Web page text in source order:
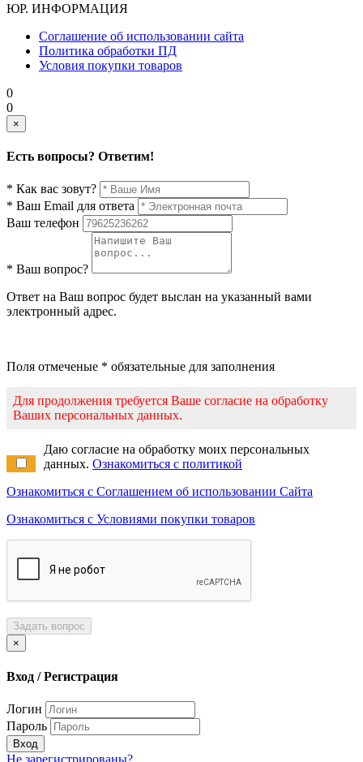
ЮР. ИНФОРМАЦИЯ
Соглашение об использовании сайта
Политика обработки ПД
Условия покупки товаров
0
0
×
Есть вопросы? Ответим!
* Как вас зовут?
* Ваш Email для ответа
Ваш телефон
* Ваш вопрос?
Ответ на Ваш вопрос будет выслан на указанный вами
электронный адрес.
Поля отмеченые * обязательные для заполнения
Для продолжения требуется Ваше согласие на обработку
Ваших персональных данных.
Даю согласие на обработку моих персональных
данных. Ознакомиться с политикой
Ознакомиться с Соглашением об использовании Сайта
Ознакомиться с Условиями покупки товаров
Задать вопрос
×
Вход / Регистрация
Логин
Пароль
Вход
Не зарегистрированы?